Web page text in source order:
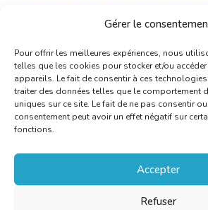
Gérer le
Pour offrir les meilleures expériences, nous
telles que les cookies pour stocker et/ou
appareils. Le fait de consentir à ces
traiter des données telles que le comportement
uniques sur ce site. Le fait de ne pas consentir
consentement peut avoir un effet négatif sur
fonctions.
Accepter
Refuser
Open letter EULITA – COVID19